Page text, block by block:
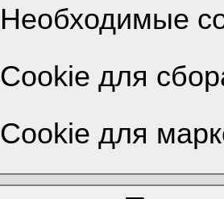
Необходимые
Cookie для
Cookie для